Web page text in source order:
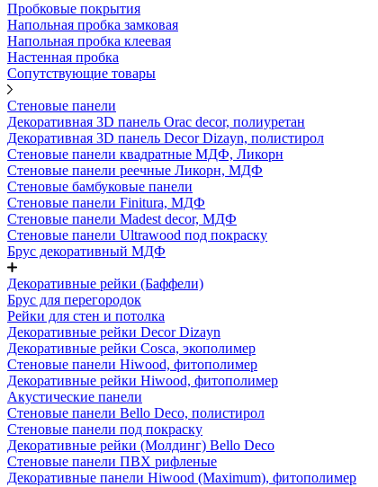
Пробковые покрытия
Напольная пробка замковая
Напольная пробка клеевая
Настенная пробка
Сопутствующие товары
Стеновые панели
Декоративная 3D панель Orac decor, полиуретан
Декоративная 3D панель Decor Dizayn, полистирол
Стеновые панели квадратные МДФ, Ликорн
Стеновые панели реечные Ликорн, МДФ
Стеновые бамбуковые панели
Стеновые панели Finitura, МДФ
Стеновые панели Madest decor, МДФ
Стеновые панели Ultrawood под покраску
Брус декоративный МДФ
Декоративные рейки (Баффели)
Брус для перегородок
Рейки для стен и потолка
Декоративные рейки Decor Dizayn
Декоративные рейки Cosca, экополимер
Стеновые панели Hiwood, фитополимер
Декоративные рейки Hiwood, фитополимер
Акустические панели
Стеновые панели Bello Deco, полистирол
Стеновые панели под покраску
Декоративные рейки (Молдинг) Bello Deco
Стеновые панели ПВХ рифленые
Декоративные панели Hiwood (Maximum), фитополимер